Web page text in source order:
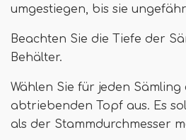
umgestiegen, bis sie
Beachten Sie die Tiefe der
Behälter.
Wählen Sie für jeden
abtriebenden Topf aus. Es
als der Stammdurchmesser